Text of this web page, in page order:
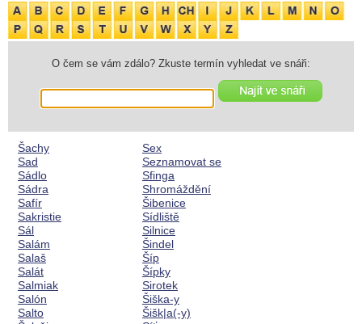
O čem se vám zdálo? Zkuste termín vyhledat ve snáři:
Šachy
Sad
Sádlo
Sádra
Safír
Sakristie
Sál
Salám
Salaš
Salát
Salmiak
Salón
Salto
Sex
Seznamovat se
Sfinga
Shromáždění
Šibenice
Sídliště
Silnice
Šindel
Šíp
Šípky
Sirotek
Šiška-y
Šišk|a(-y)